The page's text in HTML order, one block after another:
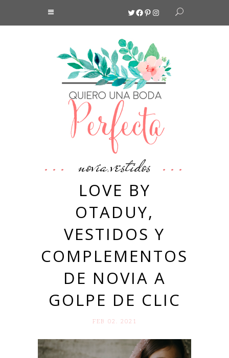
Twitter
Facebook
Pinterest
Instagram
novia,vestidos
LOVE BY
OTADUY,
VESTIDOS Y
COMPLEMENTOS
DE NOVIA A
GOLPE DE CLIC
FEB 02. 2021